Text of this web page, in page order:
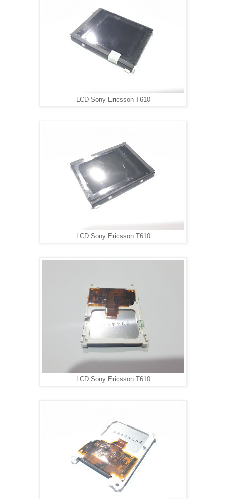
LCD Sony Ericsson T610
LCD Sony Ericsson T610
LCD Sony Ericsson T610